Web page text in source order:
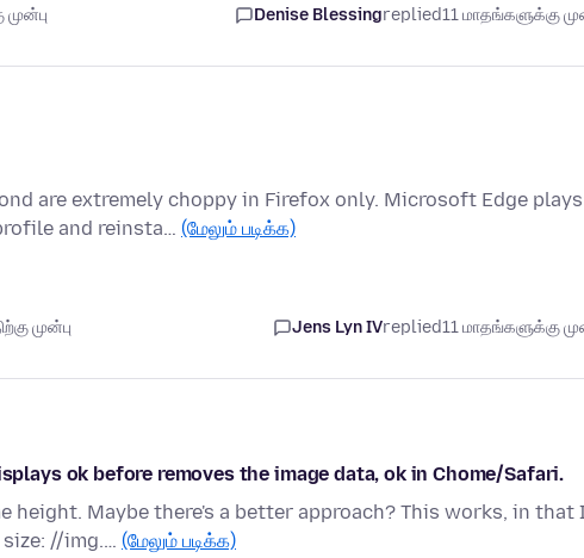
Denise Blessingreplied11 மாதங்களுக்கு
are extremely choppy in Firefox only. Microsoft Edge plays
and reinsta… (மேலும் படிக்க)
முன்பு Jens Lyn IVreplied11 மாதங்களுக்கு
ok before removes the image data, ok in Chome/Safari.
height. Maybe there's a better approach? This works, in that
//img.… (மேலும் படிக்க)